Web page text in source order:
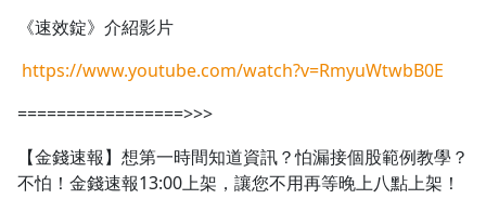
《速效錠》介紹影片
https://www.youtube.com/watch?v=RmyuWtwbB0E
=================>>>
【金錢速報】想第一時間知道資訊？怕漏接個股範例教學？
不怕！金錢速報13:00上架，讓您不用再等晚上八點上架！